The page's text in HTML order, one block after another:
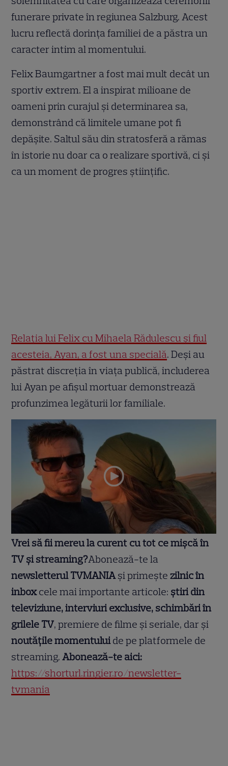
funerare private în regiunea Salzburg. Acest
lucru reflectă dorința familiei de a păstra un
caracter intim al momentului.
Felix Baumgartner a fost mai mult decât un
sportiv extrem. El a inspirat milioane de
oameni prin curajul și determinarea sa,
demonstrând că limitele umane pot fi
depășite. Saltul său din stratosferă a rămas
în istorie nu doar ca o realizare sportivă, ci și
ca un moment de progres științific.
Relația lui Felix cu Mihaela Rădulescu și fiul
acesteia, Ayan, a fost una specială. Deși au
păstrat discreția în viața publică, includerea
lui Ayan pe afișul mortuar demonstrează
profunzimea legăturii lor familiale.
Vrei să fii mereu la curent cu tot ce mișcă în
TV și streaming?Abonează-te la
newsletterul TVMANIAși primește zilnic în
inboxcele mai importante articole: știri din
televiziune, interviuri exclusive, schimbări în
grilele TV, premiere de filme și seriale, dar și
noutățile momentuluide pe platformele de
streaming.Abonează-te aici:
https://shorturl.ringier.ro/newsletter-
tvmania